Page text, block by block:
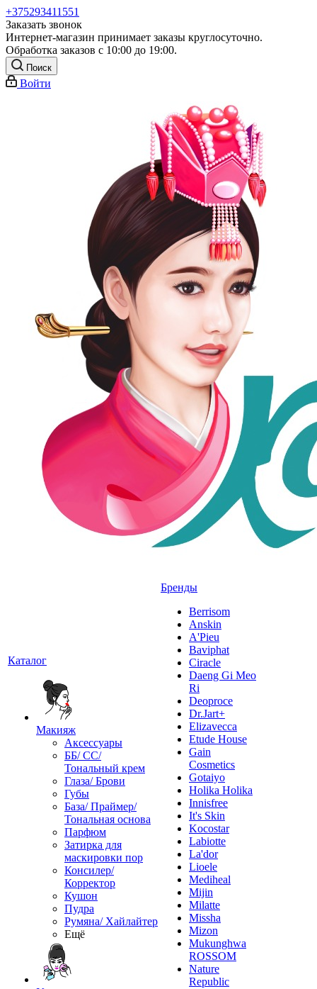
+375293411551
Заказать звонок
Интернет-магазин принимает заказы круглосуточно.
Обработка заказов с 10:00 до 19:00.
Поиск
Войти
Каталог
Макияж
Аксессуары
ББ/ СС/
Тональный крем
Глаза/ Брови
Губы
База/ Праймер/
Тональная основа
Парфюм
Затирка для
маскировки пор
Консилер/
Корректор
Кушон
Пудра
Румяна/ Хайлайтер
Ещё
Бренды
Berrisom
Anskin
A'Pieu
Baviphat
Ciracle
Daeng Gi Meo
Ri
Deoproce
Dr.Jart+
Elizavecca
Etude House
Gain
Cosmetics
Gotaiyo
Holika Holika
Innisfree
It's Skin
Kocostar
Labiotte
La'dor
Lioele
Mediheal
Mijin
Milatte
Missha
Mizon
Mukunghwa
ROSSOM
Nature
Republic